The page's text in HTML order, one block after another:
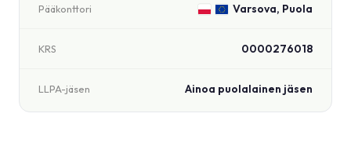
Pääkonttori Varsova, Puola
KRS 0000276018
LLPA-jäsen Ainoa puolalainen jäsen